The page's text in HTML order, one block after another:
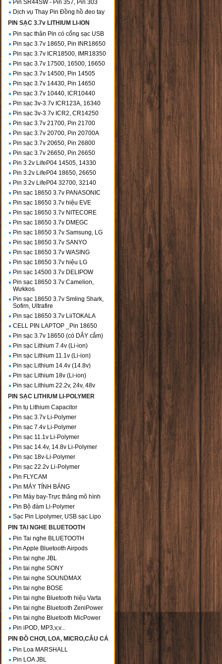
Pin SR44SW - Pin 357, Pin 303
Dịch vụ Thay Pin Đồng hồ đeo tay
PIN SẠC 3.7v LITHIUM LI-ION
Pin sạc thân Pin có cổng sạc USB
Pin sạc 3.7v 18650, Pin INR18650
Pin sạc 3.7v ICR18500, IMR18350
Pin sạc 3.7v 17500, 16500, 16650
Pin sạc 3.7v 14500, Pin 14505
Pin sạc 3.7v 14430, Pin 14650
Pin sạc 3.7v 10440, ICR10440
Pin sạc 3v-3.7v ICR123A, 16340
Pin sạc 3v-3.7v ICR2, CR14250
Pin sạc 3.7v 21700, Pin 21700
Pin sạc 3.7v 20700, Pin 20700A
Pin sạc 3.7v 20650, Pin 26800
Pin sạc 3.7v 26650, Pin 26650
Pin 3.2v LifeP04 14505, 14330
Pin 3.2v LifeP04 18650, 26650
Pin 3.2v LifeP04 32700, 32140
Pin sạc 18650 3.7v PANASONIC
Pin sạc 18650 3.7v hiệu EVE
Pin sạc 18650 3.7v NITECORE
Pin sạc 18650 3.7v DMEGC
Pin sạc 18650 3.7v Samsung, LG
Pin sạc 18650 3.7v SANYO
Pin sạc 18650 3.7v WASING
Pin sạc 18650 3.7v hiệu LG
Pin sạc 14500 3.7v DELIPOW
Pin sạc 18650 3.7v Camelion,
Wưkkos
Pin sạc 18650 3.7v Smling Shark,
Sofirn, Ultrafire
Pin sạc 18650 3.7v LiiTOKALA
CELL PIN LAPTOP _Pin 18650
Pin sạc 3.7v 18650 (có DÂY cắm)
Pin sạc Lithium 7.4v (Li-ion)
Pin sạc Lithium 11.1v (Li-ion)
Pin sạc Lithium 14.4v (14.8v)
Pin sạc Lithium 18v (Li-ion)
Pin sạc Lithium 22.2v, 24v, 48v
PIN SẠC LITHIUM LI-POLYMER
Pin tụ Lithium Capacitor
Pin sạc 3.7v Li-Polymer
Pin sạc 7.4v Li-Polymer
Pin sạc 11.1v Li-Polymer
Pin sạc 14.4v, 14.8v Li-Polymer
Pin sạc 18v-Li-Polymer
Pin sạc 22.2v Li-Polymer
Pin FLYCAM
Pin MÁY TÍNH BẢNG
Pin Máy bay-Trực thăng mô hình
Pin Bộ đàm Li-Polymer
Sạc Pin Lipolymer, USB sạc Lipo
PIN TAI NGHE BLUETOOTH
Pin Tai nghe BLUETOOTH
Pin Apple Bluetooth Airpods
Pin tai nghe JBL
Pin tai nghe SONY
Pin tai nghe SOUNDMAX
Pin tai nghe BOSE
Pin tai nghe Bluetooth hiệu Varta
Pin tai nghe Bluetooth ZeniPower
Pin tai nghe Bluetooth MicPower
Pin iPOD, MP3,v,v...
PIN ĐỒ CHƠI, LOA, MICRO,CÂU CÁ
Pin Loa MARSHALL
Pin LOA JBL